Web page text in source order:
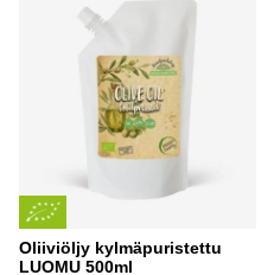
Oliiviöljy kylmäpuristettu
LUOMU 500ml